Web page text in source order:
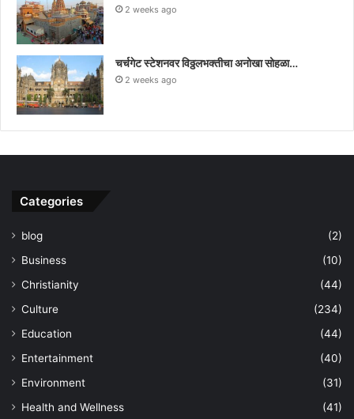
2 weeks ago
चर्चगेट स्टेशनवर विठ्ठलभक्तीचा अनोखा सोहळा…
2 weeks ago
Categories
blog
(2)
Business
(10)
Christianity
(44)
Culture
(234)
Education
(44)
Entertainment
(40)
Environment
(31)
Health and Wellness
(41)